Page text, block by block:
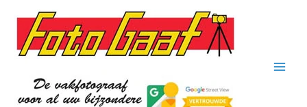
naar
inhoud